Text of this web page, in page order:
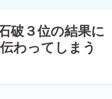
破３位の結果
わってしまう